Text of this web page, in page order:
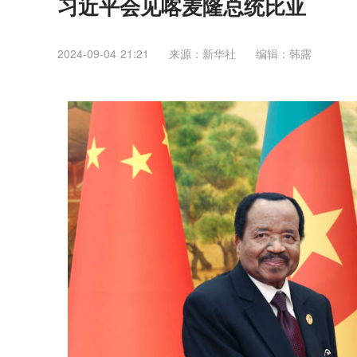
习近平会见喀麦隆总统比亚
2024-09-04 21:21 来源：新华社 编辑：韩露